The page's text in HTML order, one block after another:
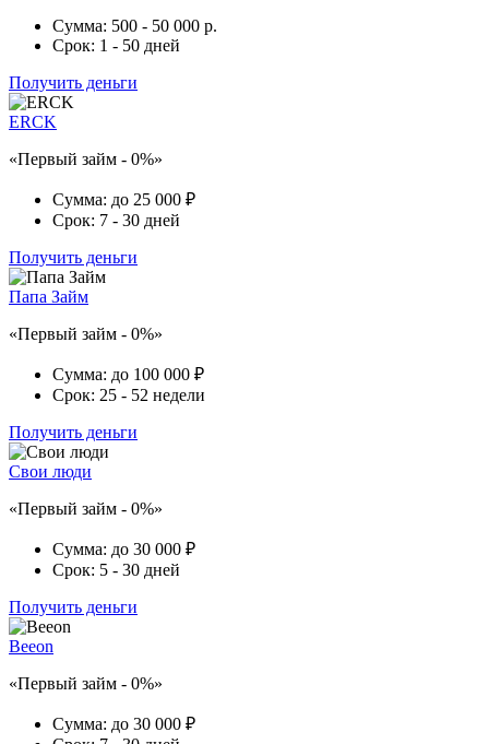
Сумма: 500 - 50 000 р.
Срок: 1 - 50 дней
Получить деньги
ERCK
«Первый займ - 0%»
Сумма: до 25 000 ₽
Срок: 7 - 30 дней
Получить деньги
Папа Займ
«Первый займ - 0%»
Сумма: до 100 000 ₽
Срок: 25 - 52 недели
Получить деньги
Свои люди
«Первый займ - 0%»
Сумма: до 30 000 ₽
Срок: 5 - 30 дней
Получить деньги
Beeon
«Первый займ - 0%»
Сумма: до 30 000 ₽